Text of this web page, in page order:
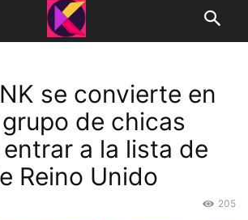
se convierte en
de chicas
entrar a la lista de
Reino Unido
205